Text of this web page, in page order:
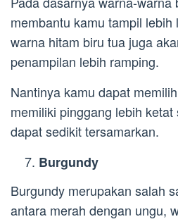
membantu kamu tampil
warna hitam biru tua juga
penampilan lebih ramping.
Nantinya kamu dapat
memiliki pinggang lebih
dapat sedikit tersamarkan.
Burgundy
Burgundy merupakan salah
antara merah dengan ungu,